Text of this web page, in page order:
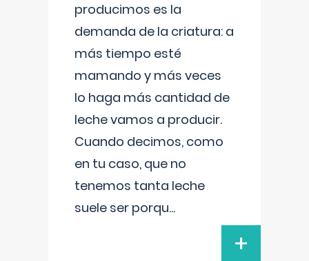
producimos es la
demanda de la criatura: a
más tiempo esté
mamando y más veces
lo haga más cantidad de
leche vamos a producir.
Cuando decimos, como
en tu caso, que no
tenemos tanta leche
suele ser porqu...
+